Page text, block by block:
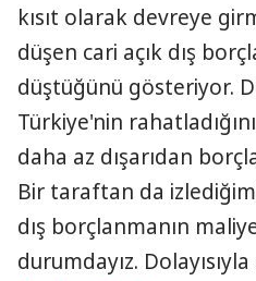
kısıt olarak devreye
düşen cari açık dış
düştüğünü gösteriyor.
Türkiye'nin
daha az dışarıdan
Bir taraftan da
dış borçlanmanın
durumdayız.